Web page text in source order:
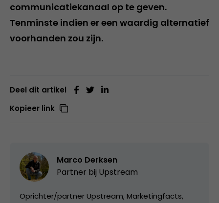
communicatiekanaal op te geven.
Tenminste indien er een waardig alternatief
voorhanden zou zijn.
Deel dit artikel
Kopieer link
Marco Derksen
Partner bij Upstream
Oprichter/partner Upstream, Marketingfacts,